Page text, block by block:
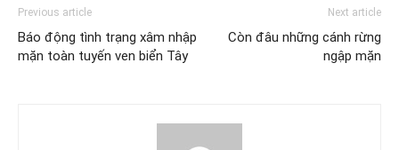
Previous article
Báo động tình trạng xâm nhập
mặn toàn tuyến ven biển Tây
Next article
Còn đâu những cánh rừng
ngập mặn